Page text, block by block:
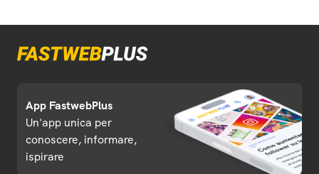
App FastwebPlus
Un'app unica per
conoscere, informare,
ispirare